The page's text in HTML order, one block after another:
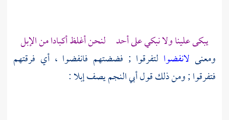
يبكى علينا ولا نبكي على أحد لنحن أغلظ أكبادا من الإبل
ومعنى لانفضوا لتفرقوا ; فضضتهم فانفضوا ، أي فرقتهم
فتفرقوا ; ومن ذلك قولأبي النجميصف إبلا :